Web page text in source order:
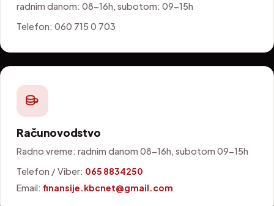
radnim danom: 08-16h, subotom: 09-15h
Telefon: 060 715 0 703
Računovodstvo
Radno vreme: radnim danom 08-16h, subotom 09-15h
Telefon / Viber: 065 8834250
Email: finansije.kbcnet@gmail.com